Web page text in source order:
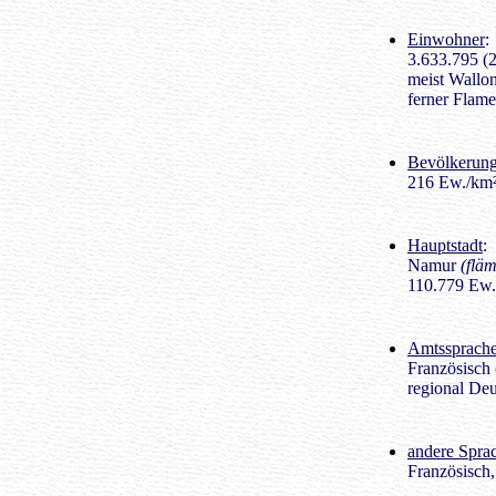
Einwohner:
3.633.795
meist
ferner
216 Ew./
Hauptstadt:
Namur
110.779
regional
andere